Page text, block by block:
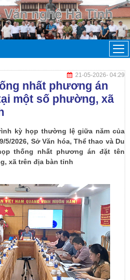
21-05-2026- 04:29
nhất phương án
một số phường, xã
kỳ họp thường lệ giữa năm của
5/2026, Sở Văn hóa, Thể thao và Du
thống nhất phương án đặt tên
xã trên địa bàn tỉnh